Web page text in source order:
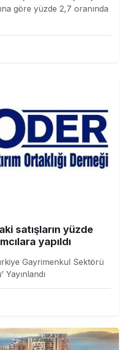
göre yüzde 2,7 oranında
satışların yüzde
yapıldı
Gayrimenkul Sektörü
Yayınlandı